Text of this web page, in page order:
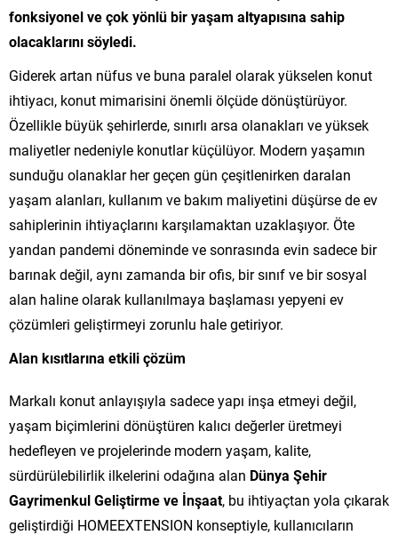
fonksiyonel ve çok yönlü bir yaşam altyapısına sahip
olacaklarını söyledi.
Giderek artan nüfus ve buna paralel olarak yükselen konut
ihtiyacı, konut mimarisini önemli ölçüde dönüştürüyor.
Özellikle büyük şehirlerde, sınırlı arsa olanakları ve yüksek
maliyetler nedeniyle konutlar küçülüyor. Modern yaşamın
sunduğu olanaklar her geçen gün çeşitlenirken daralan
yaşam alanları, kullanım ve bakım maliyetini düşürse de ev
sahiplerinin ihtiyaçlarını karşılamaktan uzaklaşıyor. Öte
yandan pandemi döneminde ve sonrasında evin sadece bir
barınak değil, aynı zamanda bir ofis, bir sınıf ve bir sosyal
alan haline olarak kullanılmaya başlaması yepyeni ev
çözümleri geliştirmeyi zorunlu hale getiriyor.
Alan kısıtlarına etkili çözüm
Markalı konut anlayışıyla sadece yapı inşa etmeyi değil,
yaşam biçimlerini dönüştüren kalıcı değerler üretmeyi
hedefleyen ve projelerinde modern yaşam, kalite,
sürdürülebilirlik ilkelerini odağına alan Dünya Şehir
Gayrimenkul Geliştirme ve İnşaat, bu ihtiyaçtan yola çıkarak
geliştirdiği HOMEEXTENSION konseptiyle, kullanıcıların